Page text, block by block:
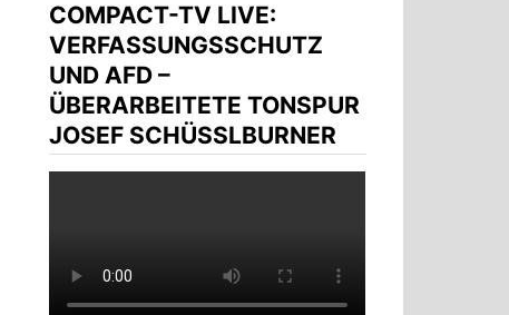
COMPACT-TV LIVE:
VERFASSUNGSSCHUTZ
UND AFD –
ÜBERARBEITETE TONSPUR
JOSEF SCHÜSSLBURNER